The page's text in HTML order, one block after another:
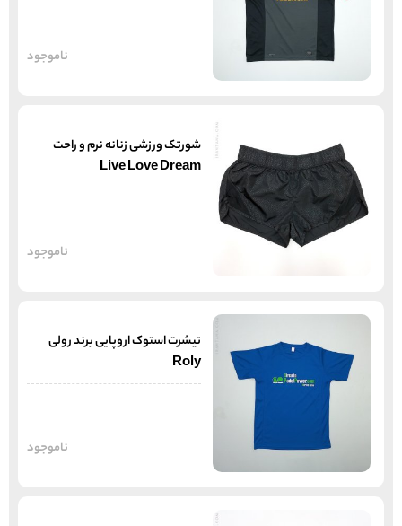
ناموجود
شورتک ورزشی زنانه نرم و راحت
Live Love Dream
ناموجود
تیشرت استوک اروپایی برند رولی
Roly
ناموجود